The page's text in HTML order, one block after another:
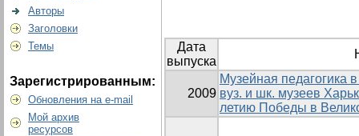
Авторы
Заголовки
Темы
Зарегистрированным:
Обновления на e-mail
Мой архив
ресурсов
Дата
выпуска
2009
Музейная педагогика
вуз. и шк. музеев
летию Победы в